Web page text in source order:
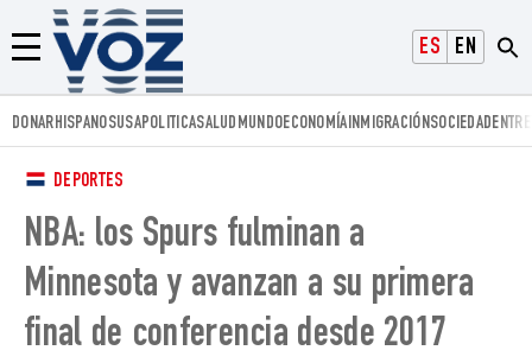
ESPAÑOLENGLISH
Menú
Voz.us
DONARHISPANOSUSAPOLITICASALUD MUNDOECONOMÍAINMIGRACIÓNSOCIEDAD
DEPORTES
NBA: los Spurs fulminan a
Minnesota y avanzan a su primera
final de conferencia desde 2017